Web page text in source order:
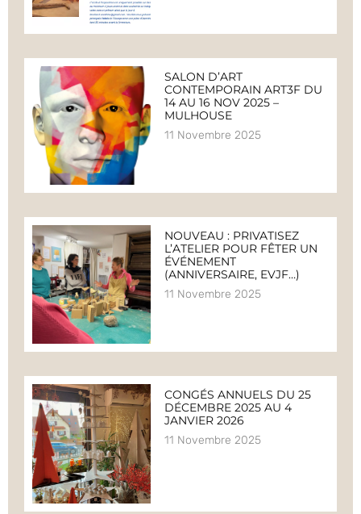
SALON D’ART
CONTEMPORAIN ART3F DU
14 AU 16 NOV 2025 –
MULHOUSE
11 Novembre 2025
NOUVEAU : PRIVATISEZ
L’ATELIER POUR FÊTER UN
ÉVÉNEMENT
(ANNIVERSAIRE, EVJF…)
11 Novembre 2025
CONGÉS ANNUELS DU 25
DÉCEMBRE 2025 AU 4
JANVIER 2026
11 Novembre 2025